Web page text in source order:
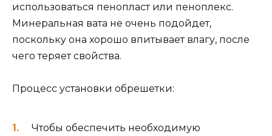
использоваться пенопласт или пеноплекс.
Минеральная вата не очень подойдет,
поскольку она хорошо впитывает влагу, после
чего теряет свойства.
Процесс установки обрешетки:
Чтобы обеспечить необходимую